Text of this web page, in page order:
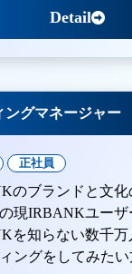
Detail
ングマネージャー
正社員
のブランドと文化
現IRBANKユーザ
を知らない数千万
ングをしてみたい